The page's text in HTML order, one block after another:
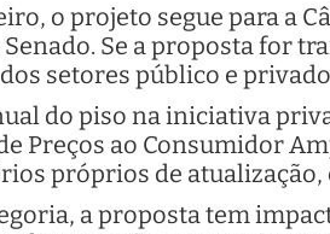
o projeto segue para a
Se a proposta for
setores público e
do piso na iniciativa
Preços ao Consumidor
próprios de
a proposta tem